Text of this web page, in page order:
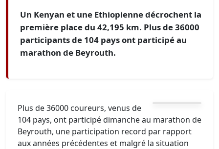
Un Kenyan et une Ethiopienne décrochent la
première place du 42,195 km. Plus de 36000
participants de 104 pays ont participé au
marathon de Beyrouth.
Plus de 36000 coureurs, venus de
104 pays, ont participé dimanche au marathon de
Beyrouth, une participation record par rapport
aux années précédentes et malgré la situation